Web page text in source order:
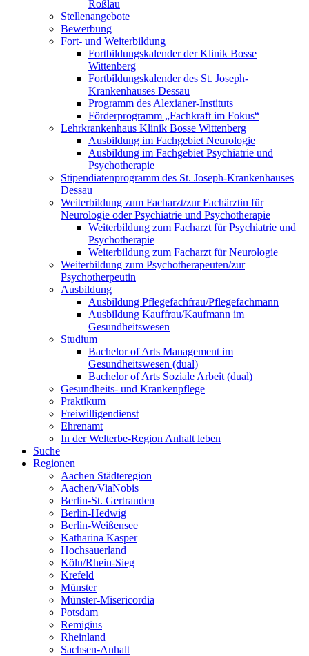
Roßlau
Stellenangebote
Bewerbung
Fort- und Weiterbildung
Fortbildungskalender der Klinik Bosse
Wittenberg
Fortbildungskalender des St. Joseph-
Krankenhauses Dessau
Programm des Alexianer-Instituts
Förderprogramm „Fachkraft im Fokus“
Lehrkrankenhaus Klinik Bosse Wittenberg
Ausbildung im Fachgebiet Neurologie
Ausbildung im Fachgebiet Psychiatrie und
Psychotherapie
Stipendiatenprogramm des St. Joseph-Krankenhauses
Dessau
Weiterbildung zum Facharzt/zur Fachärztin für
Neurologie oder Psychiatrie und Psychotherapie
Weiterbildung zum Facharzt für Psychiatrie und
Psychotherapie
Weiterbildung zum Facharzt für Neurologie
Weiterbildung zum Psychotherapeuten/zur
Psychotherpeutin
Ausbildung
Ausbildung Pflegefachfrau/Pflegefachmann
Ausbildung Kauffrau/Kaufmann im
Gesundheitswesen
Studium
Bachelor of Arts Management im
Gesundheitswesen (dual)
Bachelor of Arts Soziale Arbeit (dual)
Gesundheits- und Krankenpflege
Praktikum
Freiwilligendienst
Ehrenamt
In der Welterbe-Region Anhalt leben
Suche
Regionen
Aachen Städteregion
Aachen/ViaNobis
Berlin-St. Gertrauden
Berlin-Hedwig
Berlin-Weißensee
Katharina Kasper
Hochsauerland
Köln/Rhein-Sieg
Krefeld
Münster
Münster-Misericordia
Potsdam
Remigius
Rheinland
Sachsen-Anhalt